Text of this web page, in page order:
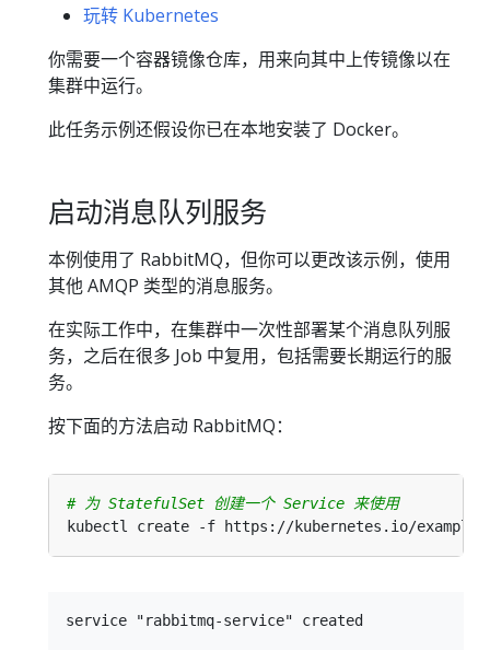
玩转 Kubernetes
你需要一个容器镜像仓库，用来向其中上传镜像以在
集群中运行。
此任务示例还假设你已在本地安装了 Docker。
启动消息队列服务
本例使用了 RabbitMQ，但你可以更改该示例，使用
其他 AMQP 类型的消息服务。
在实际工作中，在集群中一次性部署某个消息队列服
务，之后在很多 Job 中复用，包括需要长期运行的服
务。
按下面的方法启动 RabbitMQ：
# 为 StatefulSet 创建一个 Service 来使用